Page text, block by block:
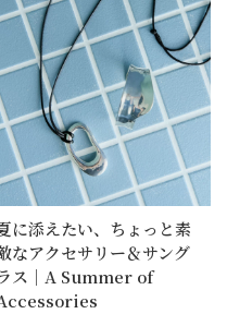
に添えたい、ちょっと素
なアクセサリー＆サング
ス｜A Summer of